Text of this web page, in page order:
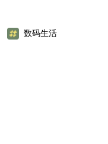
数码生活